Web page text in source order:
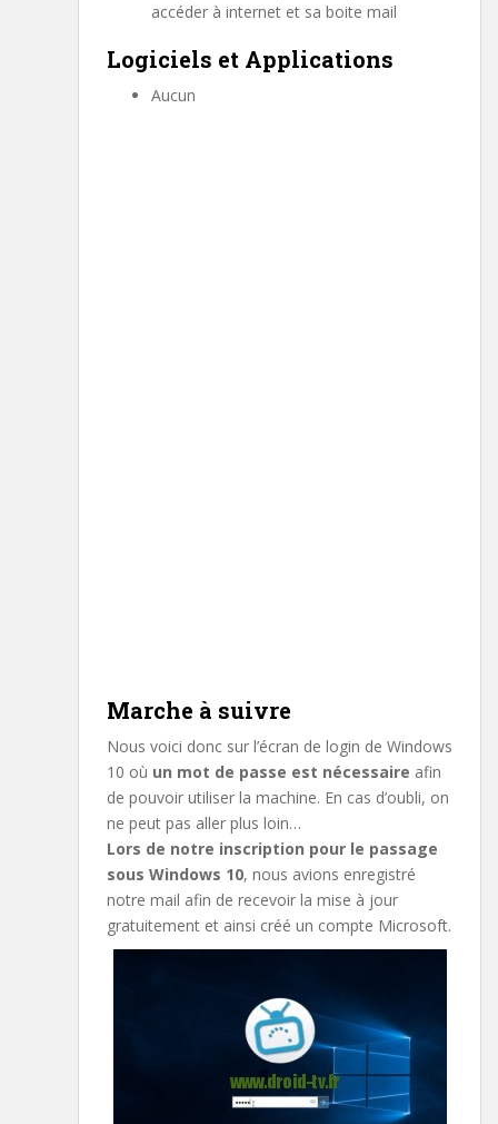
accéder à internet et sa boite mail
Logiciels et Applications
Aucun
Marche à suivre
Nous voici donc sur l’écran de login de Windows
10 où un mot de passe est nécessaire afin
de pouvoir utiliser la machine. En cas d’oubli, on
ne peut pas aller plus loin…
Lors de notre inscription pour le passage
sous Windows 10, nous avions enregistré
notre mail afin de recevoir la mise à jour
gratuitement et ainsi créé un compte Microsoft.